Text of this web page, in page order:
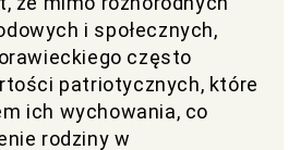
i społecznych,
często
patriotycznych, które
ich wychowania, co
rodziny w